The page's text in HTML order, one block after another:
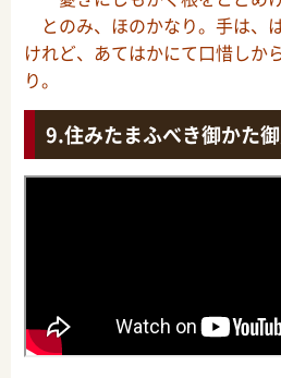
とのみ、ほのかなり。手は、
けれど、あてはかにて口惜しか
り。
住みたまふべき御かた御